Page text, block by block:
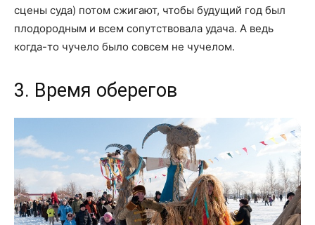
сцены суда) потом сжигают, чтобы будущий год был
плодородным и всем сопутствовала удача. А ведь
когда-то чучело было совсем не чучелом.
3. Время оберегов